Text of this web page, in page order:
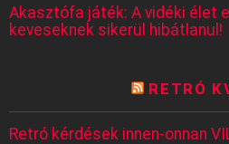
Akasztófa játék: A vidéki élet
keveseknek sikerül hibátlanul!
RETRÓ
Retró kérdések innen-onnan